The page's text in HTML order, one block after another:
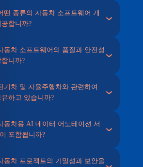
떤 종류의 자동차 소프트웨어 개
합니까?
동차 소프트웨어의 품질과 안전성
니까?
기차 및 자율주행차와 관련하여
하고 있습니까?
동차용 AI 데이터 어노테이션 서
포함됩니까?
동차 프로젝트의 기밀성과 보안을